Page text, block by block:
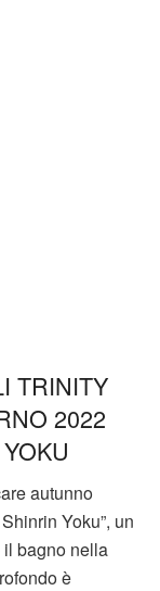
TRINITY
2022
autunno
Yoku”, un
il bagno nella
è